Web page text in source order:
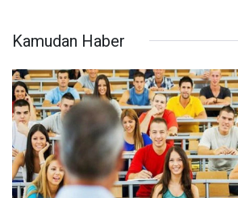
Kamudan Haber